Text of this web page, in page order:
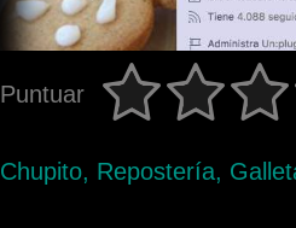
Puntuar
Chupito, Repostería,